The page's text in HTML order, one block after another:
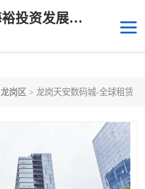
深圳市海裕投资发展有限公司
龙岗区 > 龙岗天安数码城-全球租赁
深圳湾科技生态园